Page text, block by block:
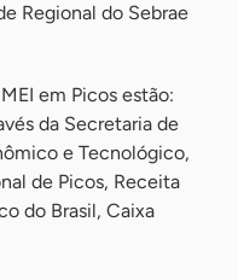
Regional do Sebrae
em Picos estão:
da Secretaria de
e Tecnológico,
de Picos, Receita
do Brasil, Caixa